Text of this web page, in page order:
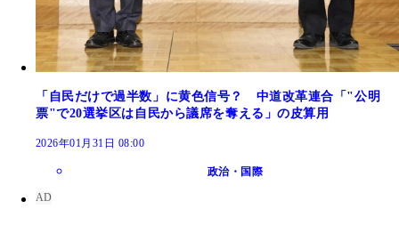
「自民だけで過半数」に黄色信号？ 中道改革連合「"公明
票"で20選挙区は自民から議席を奪える」の皮算用
2026年01月31日 08:00
政治・国際